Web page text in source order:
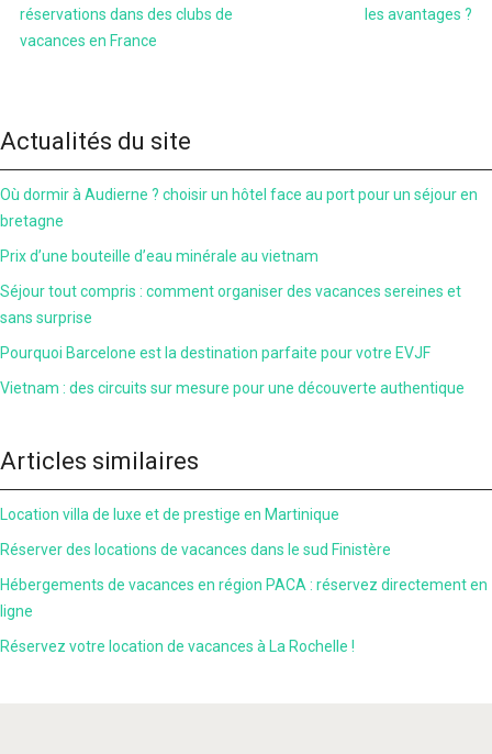
réservations dans des clubs de
vacances en France
les avantages ?
Actualités du site
Où dormir à Audierne ? choisir un hôtel face au port pour un séjour en
bretagne
Prix d’une bouteille d’eau minérale au vietnam
Séjour tout compris : comment organiser des vacances sereines et
sans surprise
Pourquoi Barcelone est la destination parfaite pour votre EVJF
Vietnam : des circuits sur mesure pour une découverte authentique
Articles similaires
Location villa de luxe et de prestige en Martinique
Réserver des locations de vacances dans le sud Finistère
Hébergements de vacances en région PACA : réservez directement en
ligne
Réservez votre location de vacances à La Rochelle !